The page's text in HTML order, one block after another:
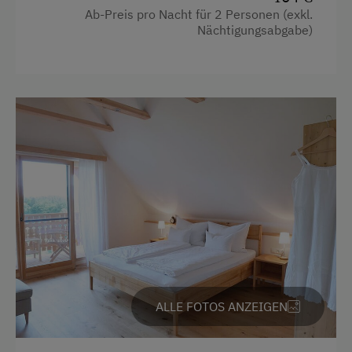
Doppelbett (Kingsize)
Ab-Preis pro Nacht für 2 Personen (exkl.
Nächtigungsabgabe)
ALLE FOTOS ANZEIGEN